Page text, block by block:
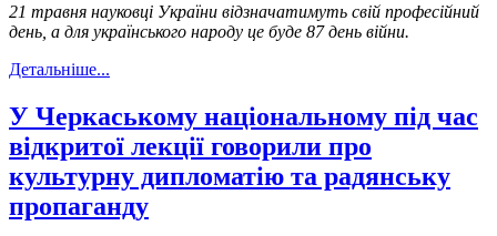
21 травня науковці України відзначатимуть свій професійний
день, а для українського народу це буде 87 день війни.
Детальніше...
У Черкаському національному під час
відкритої лекції говорили про
культурну дипломатію та радянську
пропаганду